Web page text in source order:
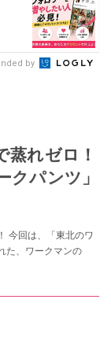
by
蒸れゼロ！
クパンツ」
今回は、「東北のワ
た、ワークマンの